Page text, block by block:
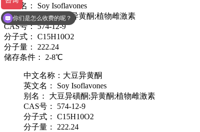
英文名： Soy Isoflavones
别名： 大豆异磺酮;异黄酮;植物雌激素
CAS号： 574-12-9
分子式： C15H10O2
分子量： 222.24
储存条件： 2-8℃
中文名称：大豆异黄酮
英文名： Soy Isoflavones
别名： 大豆异磺酮;异黄酮;植物雌激素
CAS号： 574-12-9
分子式： C15H10O2
分子量： 222.24
你们是怎么收费的呢？
现在有优惠活动么？